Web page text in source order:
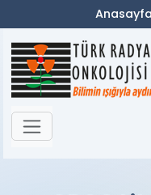
Anasayfa